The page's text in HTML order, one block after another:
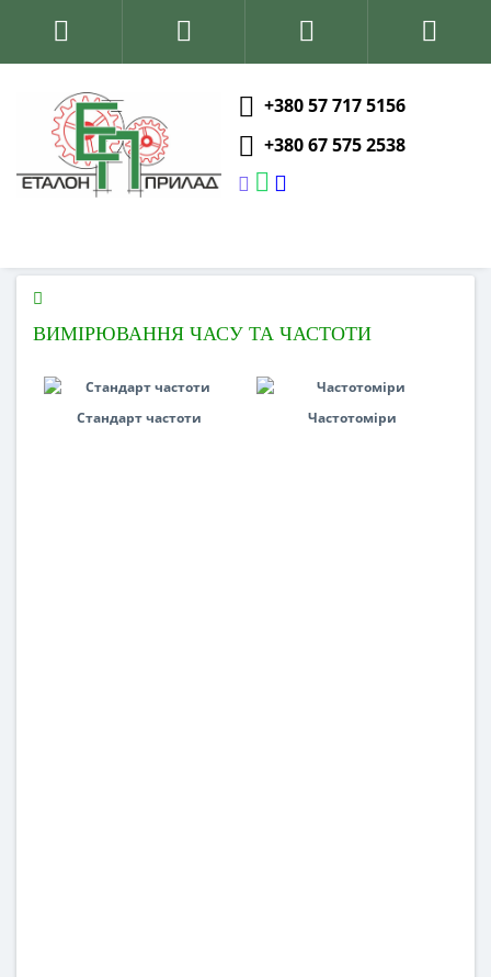
+380 57 717 5156
+380 67 575 2538
ВИМІРЮВАННЯ ЧАСУ ТА ЧАСТОТИ
Стандарт частоти Частотоміри